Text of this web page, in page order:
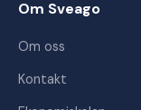
Om Sveago
Om oss
Kontakt